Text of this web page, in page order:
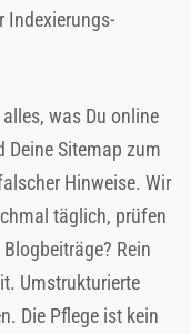
Indexierungs-
was Du online
Deine Sitemap zum
Hinweise. Wir
täglich, prüfen
Rein
Umstrukturierte
Die Pflege ist kein